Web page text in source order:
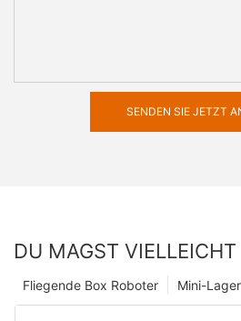
SENDEN SIE JETZT
DU MAGST VIELLEICHT
Mini-Lager
Fliegende Box Roboter